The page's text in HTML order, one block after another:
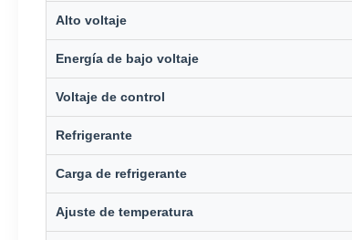
Alto voltaje
Energía de bajo voltaje
Voltaje de control
Refrigerante
Carga de refrigerante
Ajuste de temperatura